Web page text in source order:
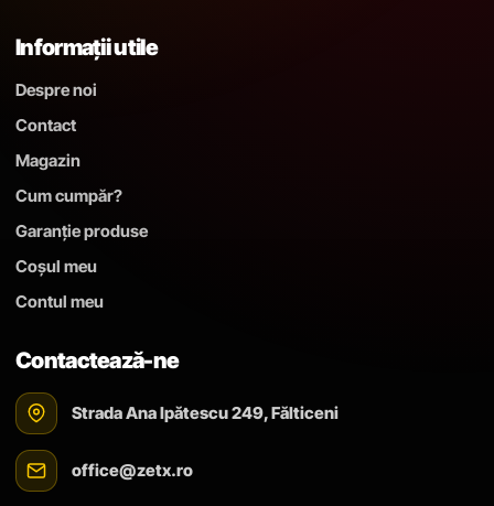
Informații utile
Despre noi
Contact
Magazin
Cum cumpăr?
Garanție produse
Coșul meu
Contul meu
Contactează-ne
Strada Ana Ipătescu 249, Fălticeni
office@zetx.ro